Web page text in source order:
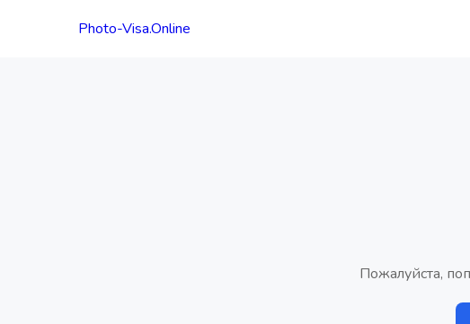
Photo-Visa.Online
Пожалуйста,